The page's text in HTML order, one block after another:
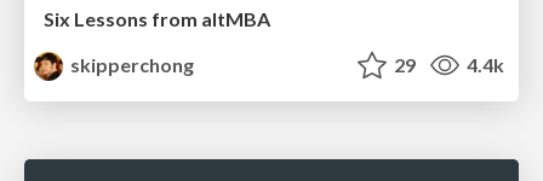
Six Lessons from altMBA
skipperchong
29 4.4k